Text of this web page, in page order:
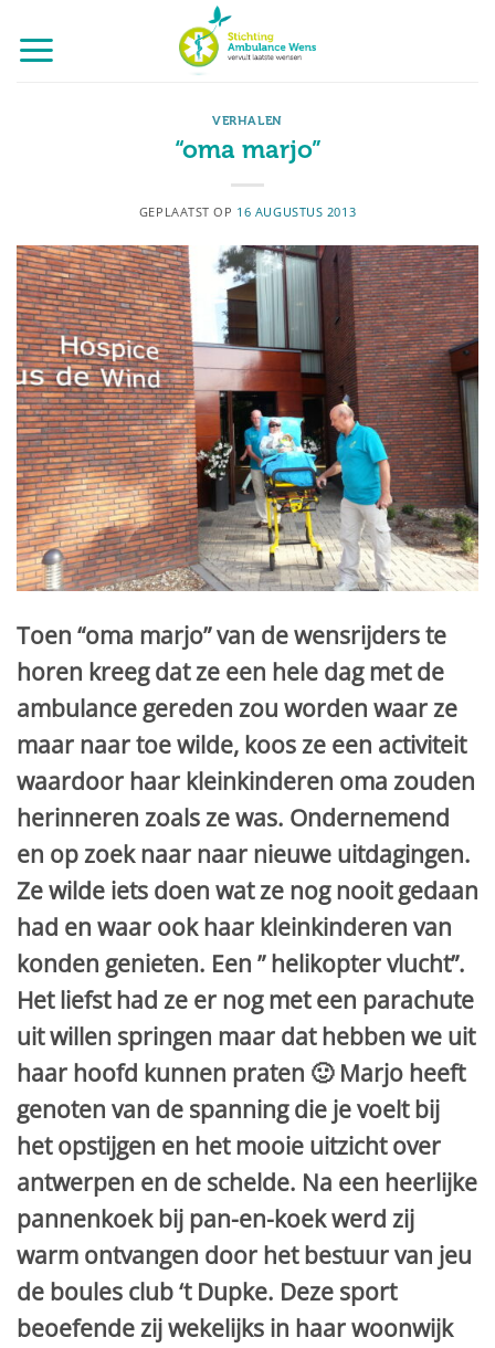
naar
inhoud
VERHALEN
“oma marjo”
GEPLAATST OP 16 AUGUSTUS 2013
Toen “oma marjo” van de wensrijders te
horen kreeg dat ze een hele dag met de
ambulance gereden zou worden waar ze
maar naar toe wilde, koos ze een activiteit
waardoor haar kleinkinderen oma zouden
herinneren zoals ze was. Ondernemend
en op zoek naar naar nieuwe uitdagingen.
Ze wilde iets doen wat ze nog nooit gedaan
had en waar ook haar kleinkinderen van
konden genieten. Een ” helikopter vlucht”.
Het liefst had ze er nog met een parachute
uit willen springen maar dat hebben we uit
haar hoofd kunnen praten 🙂 Marjo heeft
genoten van de spanning die je voelt bij
het opstijgen en het mooie uitzicht over
antwerpen en de schelde. Na een heerlijke
pannenkoek bij pan-en-koek werd zij
warm ontvangen door het bestuur van jeu
de boules club ‘t Dupke. Deze sport
beoefende zij wekelijks in haar woonwijk